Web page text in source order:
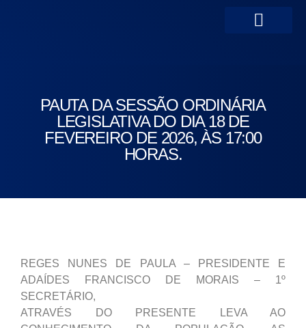
PAUTA DA SESSÃO ORDINÁRIA
LEGISLATIVA DO DIA 18 DE
FEVEREIRO DE 2026, ÀS 17:00
HORAS.
REGES NUNES DE PAULA – PRESIDENTE E
ADAÍDES FRANCISCO DE MORAIS – 1º
SECRETÁRIO,
ATRAVÉS DO PRESENTE LEVA AO